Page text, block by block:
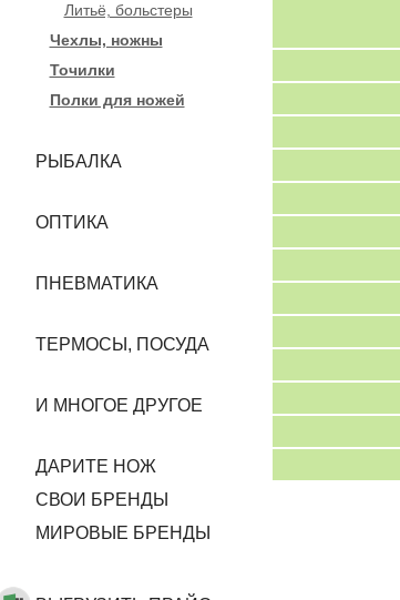
Литьё, больстеры
Чехлы, ножны
Точилки
Полки для ножей
РЫБАЛКА
ОПТИКА
ПНЕВМАТИКА
ТЕРМОСЫ, ПОСУДА
И МНОГОЕ ДРУГОЕ
ДАРИТЕ НОЖ
CВОИ БРЕНДЫ
МИРОВЫЕ БРЕНДЫ